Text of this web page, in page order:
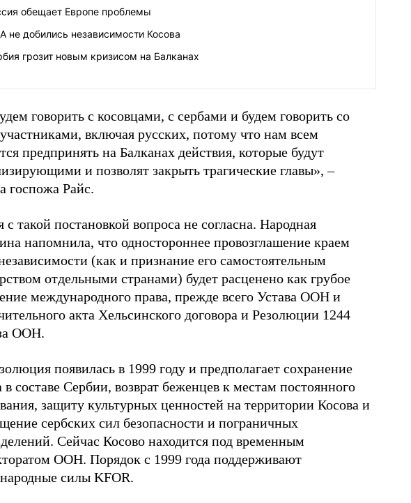
обещает Европе проблемы
не добились независимости Косова
грозит новым кризисом на Балканах
говорить с косовцами, с сербами и будем говорить со
включая русских, потому что нам всем
предпринять на Балканах действия, которые будут
и позволят закрыть трагические главы», –
госпожа Райс.
с такой постановкой вопроса не согласна. Народная
напомнила, что одностороннее провозглашение краем
(как и признание его самостоятельным
отдельными странами) будет расценено как грубое
международного права, прежде всего Устава ООН и
акта Хельсинского договора и Резолюции 1244
ООН.
появилась в 1999 году и предполагает сохранение
в составе Сербии, возврат беженцев к местам постоянного
защиту культурных ценностей на территории Косова и
сербских сил безопасности и пограничных
Сейчас Косово находится под временным
ООН. Порядок с 1999 года поддерживают
силы KFOR.